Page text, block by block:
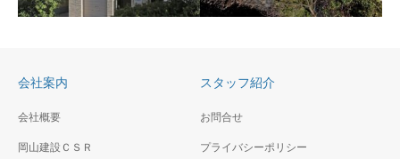
百合ヶ丘カトリック教会
カトリック教会、聖堂は厳か
光が印象的
カンナイズの品のある住宅
（仮称）神奈川区二ッ谷
FC鷹番1丁目計画新築工
会社案内
会社概要
岡山建設ＣＳＲ
スタッフ紹介
お問合せ
プライバシーポリシー